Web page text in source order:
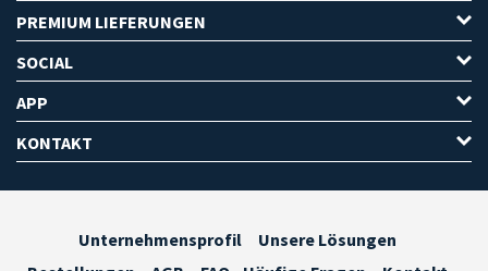
PREMIUM LIEFERUNGEN
SOCIAL
APP
KONTAKT
Unternehmensprofil
Unsere Lösungen